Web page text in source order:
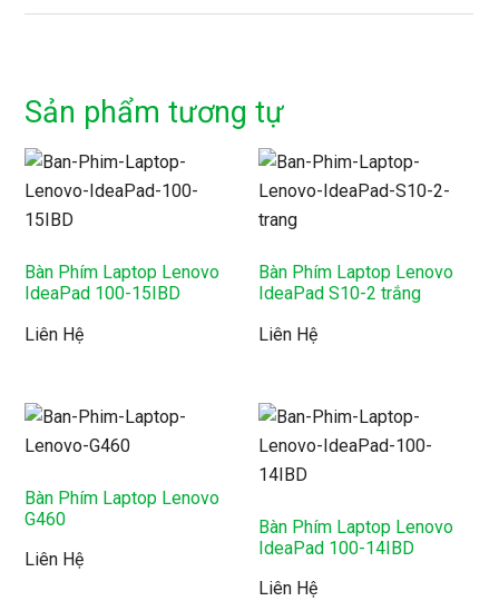
Sản phẩm tương tự
Bàn Phím Laptop Lenovo
IdeaPad 100-15IBD
Liên Hệ
Bàn Phím Laptop Lenovo
IdeaPad S10-2 trắng
Liên Hệ
Bàn Phím Laptop Lenovo
G460
Liên Hệ
Bàn Phím Laptop Lenovo
IdeaPad 100-14IBD
Liên Hệ